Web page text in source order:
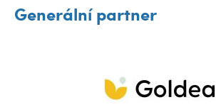
Generální partner